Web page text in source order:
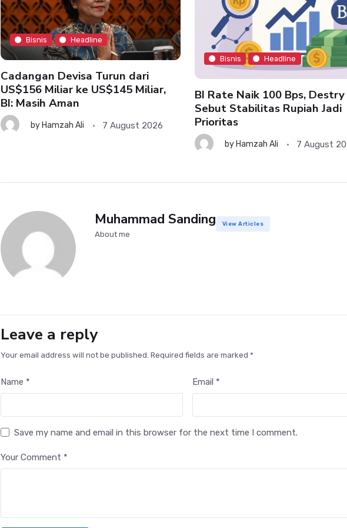
Bisnis Headline
Cadangan Devisa Turun dari
US$156 Miliar ke US$145 Miliar,
BI: Masih Aman
by Hamzah Ali 7 August 2026
Bisnis Headline
BI Rate Naik 100 Bps, Destry
Sebut Stabilitas Rupiah Jadi
Prioritas
by Hamzah Ali 7 August
Muhammad Sanding
About me
View Articles
Leave a reply
Your email address will not be published. Required fields are marked *
Name * Email *
Save my name and email in this browser for the next time I comment.
Your Comment *